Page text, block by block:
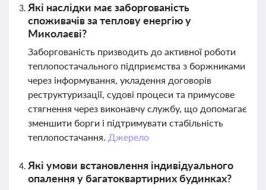
Які наслідки має заборгованість
споживачів за теплову енергію у
Миколаєві?
Заборгованість призводить до активної роботи
теплопостачального підприємства з боржниками
через інформування, укладення договорів
реструктуризації, судові процеси та примусове
стягнення через виконавчу службу, що допомагає
зменшити борги і підтримувати стабільність
теплопостачання. Джерело
Які умови встановлення індивідуального
опалення у багатоквартирних будинках?